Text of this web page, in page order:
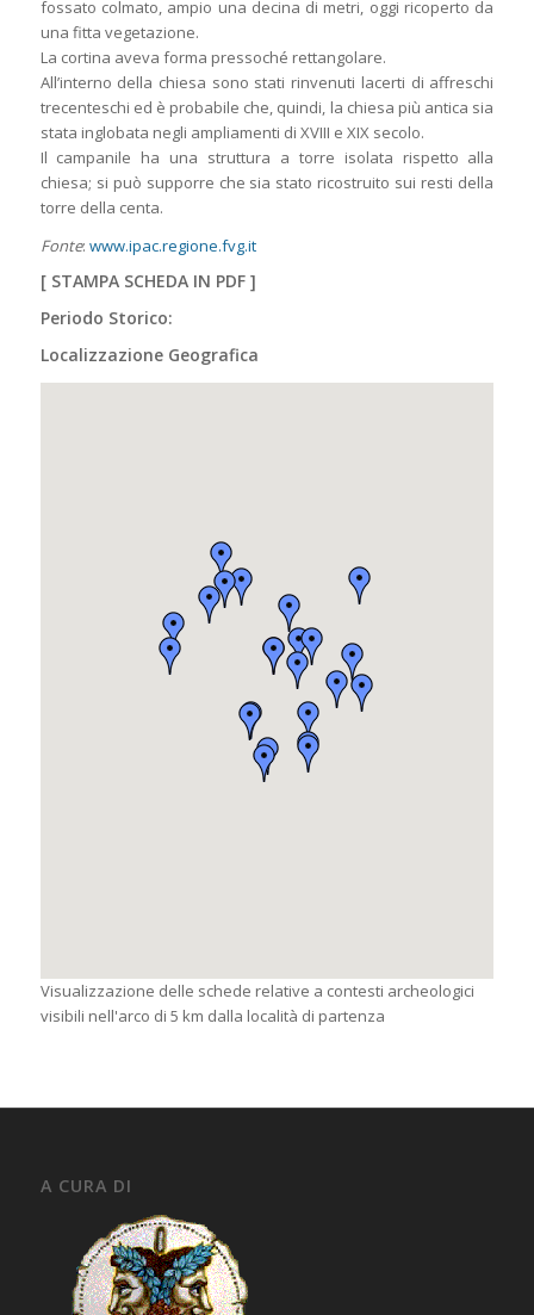
fossato colmato, ampio una decina di metri, oggi ricoperto da
una fitta vegetazione.
La cortina aveva forma pressoché rettangolare.
All’interno della chiesa sono stati rinvenuti lacerti di affreschi
trecenteschi ed è probabile che, quindi, la chiesa più antica sia
stata inglobata negli ampliamenti di XVIII e XIX secolo.
Il campanile ha una struttura a torre isolata rispetto alla
chiesa; si può supporre che sia stato ricostruito sui resti della
torre della centa.
Fonte: www.ipac.regione.fvg.it
[ STAMPA SCHEDA IN PDF]
Periodo Storico:
Localizzazione Geografica
Visualizzazione delle schede relative a contesti archeologici
visibili nell'arco di 5 km dalla località di partenza
A CURA DI